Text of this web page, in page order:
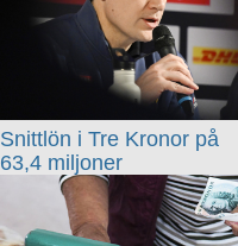
Snittlön i Tre Kronor på
63,4 miljoner